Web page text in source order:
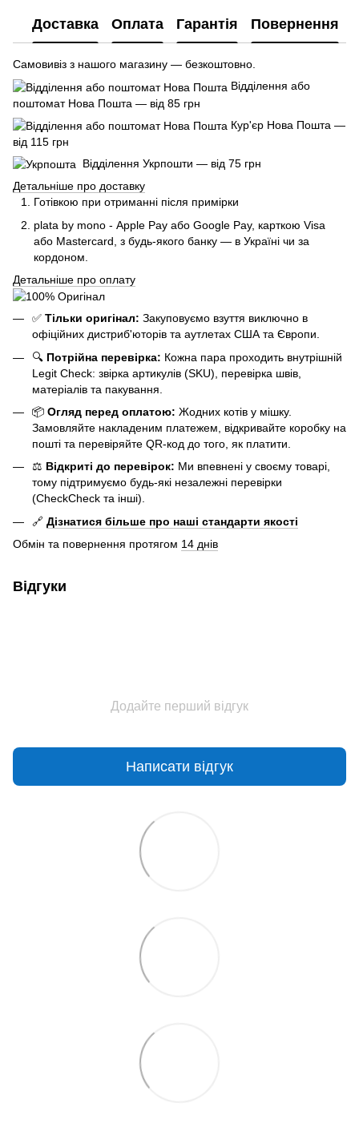
Доставка Оплата Гарантія Повернення
Самовивіз з нашого магазину — безкоштовно.
Відділення або
поштомат Нова Пошта — від 85 грн
Кур'єр Нова Пошта —
від 115 грн
Відділення Укрпошти — від 75 грн
Детальніше про доставку
Готівкою при отриманні після примірки
plata by mono - Apple Pay або Google Pay, карткою Visa
або Mastercard, з будь-якого банку — в Україні чи за
кордоном.
Детальніше про оплату
✅ Тільки оригінал: Закуповуємо взуття виключно в
офіційних дистриб'юторів та аутлетах США та Європи.
🔍 Потрійна перевірка: Кожна пара проходить внутрішній
Legit Check: звірка артикулів (SKU), перевірка швів,
матеріалів та пакування.
📦 Огляд перед оплатою: Жодних котів у мішку.
Замовляйте накладеним платежем, відкривайте коробку на
пошті та перевіряйте QR-код до того, як платити.
⚖️ Відкриті до перевірок: Ми впевнені у своєму товарі,
тому підтримуємо будь-які незалежні перевірки
(CheckCheck та інші).
🔗 Дізнатися більше про наші стандарти якості
Обмін та повернення протягом 14 днів
Відгуки
Додайте перший відгук
Написати відгук